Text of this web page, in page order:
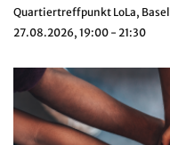
Quartiertreffpunkt LoLa, Basel
27.08.2026, 19:00 - 21:30